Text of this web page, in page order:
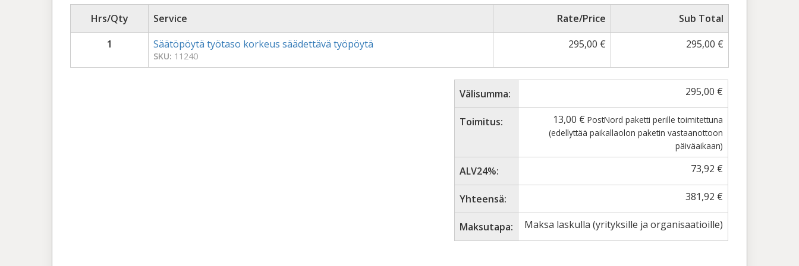
Hrs/Qty Service Rate/Price
Sub Total
1
Säätöpöytä työtaso korkeus säädettävä työpöytä
SKU: 11240
295,00 € 295,00 €
Välisumma: 295,00 €
Toimitus: 13,00 € PostNord paketti perille toimitettuna
(edellyttää paikallaolon paketin vastaanottoon
päiväaikaan)
ALV24%: 73,92 €
Yhteensä: 381,92 €
Maksutapa: Maksa laskulla (yrityksille ja organisaatioille)